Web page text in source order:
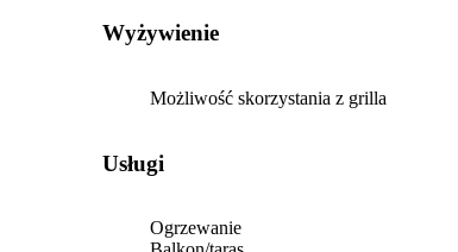
Wyżywienie
Możliwość skorzystania z grilla
Usługi
Ogrzewanie